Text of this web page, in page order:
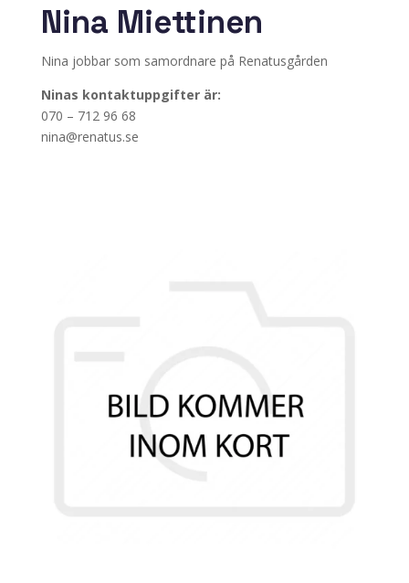
Nina Miettinen
Nina jobbar som samordnare på Renatusgården
Ninas kontaktuppgifter är:
070 – 712 96 68
nina@renatus.se